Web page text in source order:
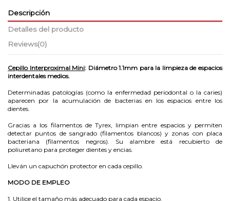
Descripción
Detalles del producto
Reviews(0)
Cepillo Interproximal Mini: Diámetro 1.1mm para la limpieza de espacios
interdentales medios.
Determinadas patologías (como la enfermedad periodontal o la caries)
aparecen por la acumulación de bacterias en los espacios entre los
dientes.
Gracias a los filamentos de Tyrex, limpian entre espacios y permiten
detectar puntos de sangrado (filamentos blancos) y zonas con placa
bacteriana (filamentos negros). Su alambre está recubierto de
poliuretano para proteger dientes y encias.
Lleván un capuchón protector en cada cepillo.
MODO DE EMPLEO
1. Utilice el tamaño más adecuado para cada espacio.